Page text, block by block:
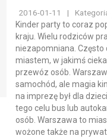
2016-01-11 |
Kinder party to coraz
kraju. Wielu rodziców
niezapomniana. Często
miastem, w jakimś
przewóz osób.
samochód, ale magia
na imprezę był dla
tego celu bus lub
osób. Warszawa to
wożone także na